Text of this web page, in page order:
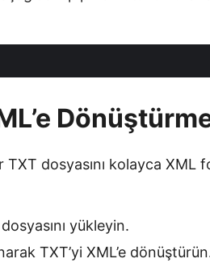
TXT dosyasını kolayca XML
yükleyin.
TXT’yi XML’e